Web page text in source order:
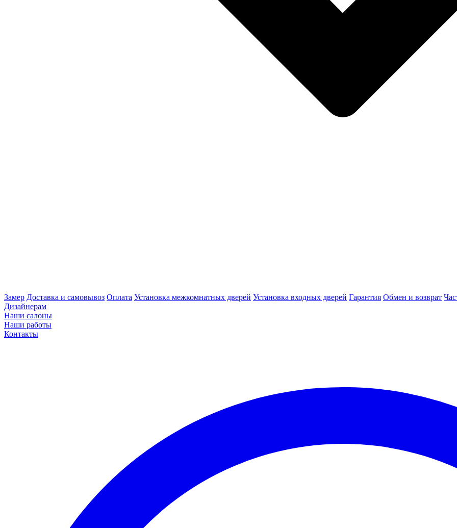
Замер Доставка и самовывоз Оплата Установка межкомнатных дверей Установка входных дверей Гарантия Обмен и возврат
Дизайнерам
Наши салоны
Наши работы
Контакты